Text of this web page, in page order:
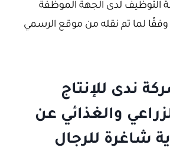
التوظيف لدى الجهة الموظفة
وفقًا لما تم نقله من موقع الرسمي
ندى للإنتاج
والغذائي عن
شاغرة للرجال